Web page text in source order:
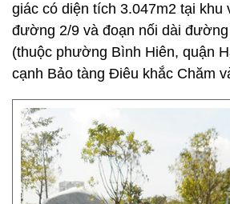
giác có diện tích 3.047m2 tại khu
đường 2/9 và đoạn nối dài
(thuộc phường Bình Hiên, quận
cạnh Bảo tàng Điêu khắc Chăm